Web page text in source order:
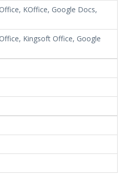
KOffice, Google Docs,
Kingsoft Office, Google